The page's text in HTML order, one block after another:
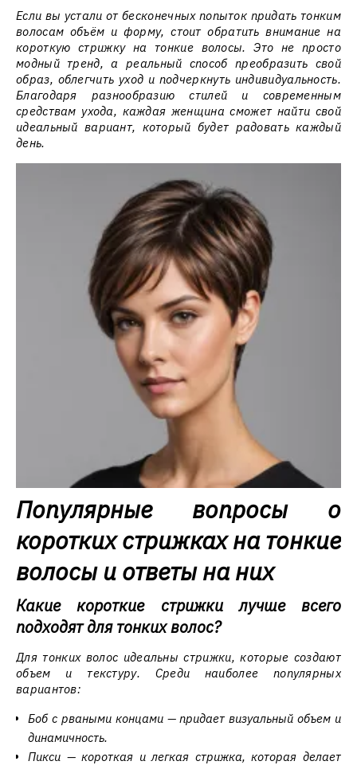
Если вы устали от бесконечных попыток придать тонким
волосам объём и форму, стоит обратить внимание на
короткую стрижку на тонкие волосы. Это не просто
модный тренд, а реальный способ преобразить свой
образ, облегчить уход и подчеркнуть индивидуальность.
Благодаря разнообразию стилей и современным
средствам ухода, каждая женщина сможет найти свой
идеальный вариант, который будет радовать каждый
день.
Популярные вопросы о
коротких стрижках на тонкие
волосы и ответы на них
Какие короткие стрижки лучше всего
подходят для тонких волос?
Для тонких волос идеальны стрижки, которые создают
объем и текстуру. Среди наиболее популярных
вариантов:
Боб с рваными концами — придает визуальный объем и
динамичность.
Пикси — короткая и легкая стрижка, которая делает